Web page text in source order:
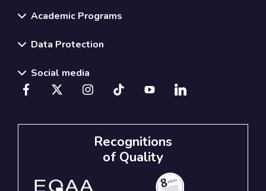
Academic Programs
Data Protection
Social media
Recognitions
of Quality